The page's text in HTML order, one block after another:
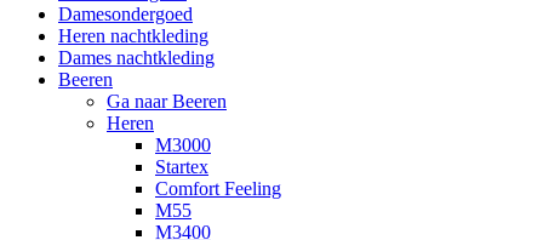
Damesondergoed
Heren nachtkleding
Dames nachtkleding
Beeren
Ga naar Beeren
Heren
M3000
Startex
Comfort Feeling
M55
M3400